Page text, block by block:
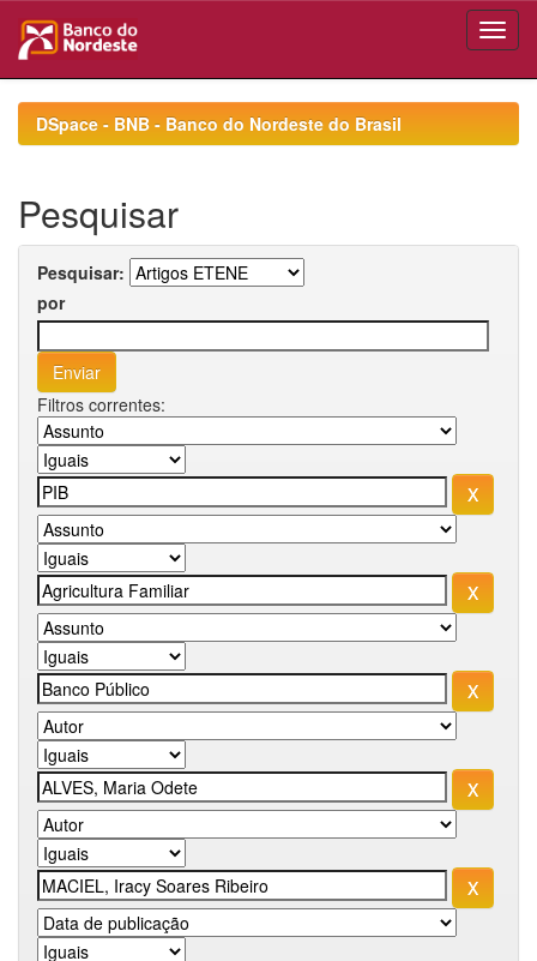
navigationDSpace - BNB - Banco do Nordeste do Brasil
Pesquisar
Pesquisar:
por
Filtros correntes: